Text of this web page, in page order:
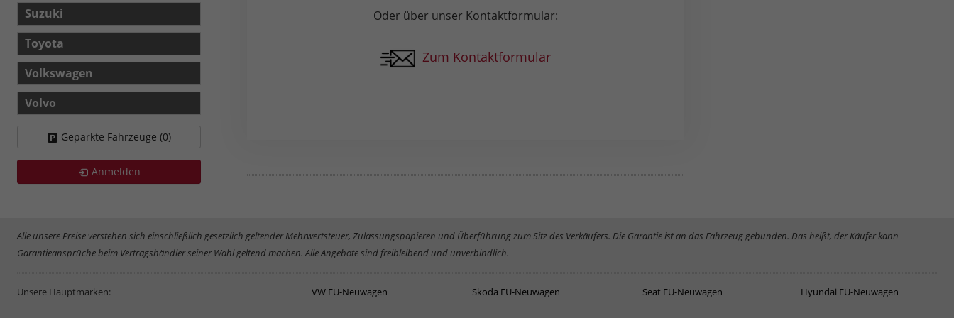
Oder über unser Kontaktformular:
Zum Kontaktformular
Suzuki
Toyota
Volkswagen
Volvo
Geparkte Fahrzeuge (0)
Anmelden
Alle unsere Preise verstehen sich einschließlich gesetzlich geltender Mehrwertsteuer, Zulassungspapieren und Überführung zum Sitz des Verkäufers. Die Garantie ist an das Fahrzeug gebunden. Das heißt, der Käufer kann
Garantieansprüche beim Vertragshändler seiner Wahl geltend machen. Alle Angebote sind freibleibend und unverbindlich.
Unsere Hauptmarken: VW EU-Neuwagen Skoda EU-Neuwagen Seat EU-Neuwagen Hyundai EU-Neuwagen